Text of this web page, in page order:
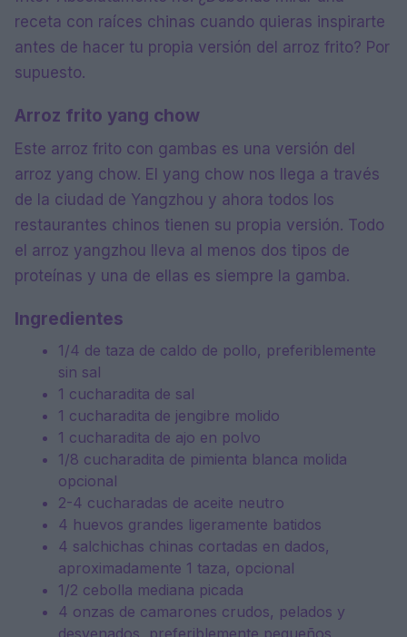
receta con raíces chinas cuando quieras inspirarte
antes de hacer tu propia versión del arroz frito? Por
supuesto.
Arroz frito yang chow
Este arroz frito con gambas es una versión del
arroz yang chow. El yang chow nos llega a través
de la ciudad de Yangzhou y ahora todos los
restaurantes chinos tienen su propia versión. Todo
el arroz yangzhou lleva al menos dos tipos de
proteínas y una de ellas es siempre la gamba.
Ingredientes
1/4 de taza de caldo de pollo, preferiblemente
sin sal
1 cucharadita de sal
1 cucharadita de jengibre molido
1 cucharadita de ajo en polvo
1/8 cucharadita de pimienta blanca molida
opcional
2-4 cucharadas de aceite neutro
4 huevos grandes ligeramente batidos
4 salchichas chinas cortadas en dados,
aproximadamente 1 taza, opcional
1/2 cebolla mediana picada
4 onzas de camarones crudos, pelados y